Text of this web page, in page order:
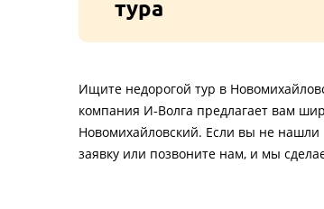
тура
Ищите недорогой тур в
компания И-Волга предлагает вам
Новомихайловский. Если вы не нашли
заявку или позвоните нам, и мы